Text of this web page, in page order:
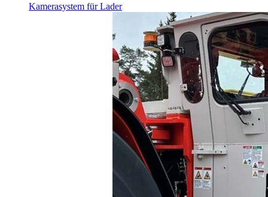
Kamerasystem für Lader